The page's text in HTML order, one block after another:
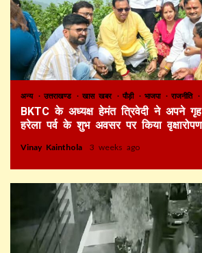
अन्य उत्तराखण्ड खास खबर पौड़ी भाजपा राजनीति
BKTC के अध्यक्ष हेमंत त्रिवेदी ने अपने
हरेला पर्व के शुभ अवसर पर किया वृक्षारोपण
Vinay Kainthola 3 weeks ago